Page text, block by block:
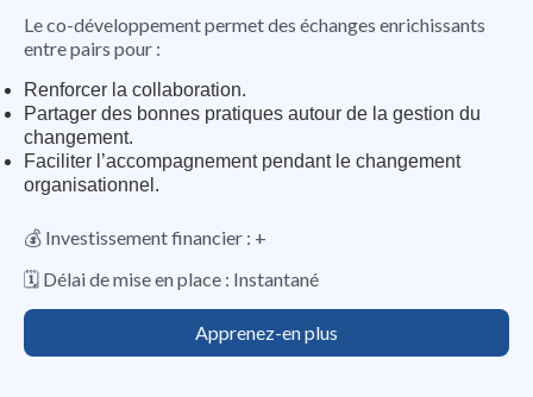
Le co-développement permet des échanges enrichissants
entre pairs pour :
Renforcer la collaboration.
Partager des bonnes pratiques autour de la gestion du
changement.
Faciliter l’accompagnement pendant le changement
organisationnel.
💰 Investissement financier : +
🗓️ Délai de mise en place : Instantané
Apprenez-en plus